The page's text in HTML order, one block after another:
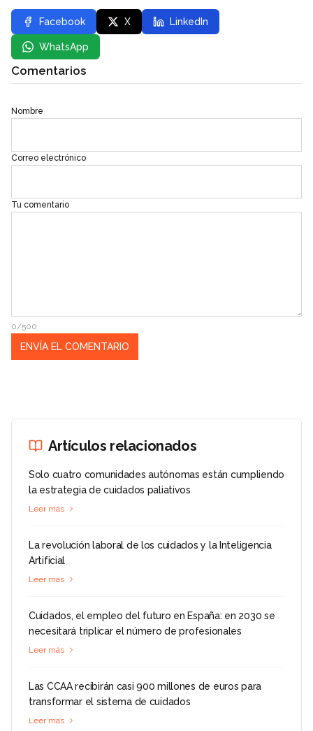
Facebook X LinkedIn
WhatsApp
Comentarios
Nombre
Correo electrónico
Tu comentario
0/500
Artículos relacionados
Solo cuatro comunidades autónomas están cumpliendo
la estrategia de cuidados paliativos
Leer más
La revolución laboral de los cuidados y la Inteligencia
Artificial
Leer más
Cuidados, el empleo del futuro en España: en 2030 se
necesitará triplicar el número de profesionales
Leer más
Las CCAA recibirán casi 900 millones de euros para
transformar el sistema de cuidados
Leer más